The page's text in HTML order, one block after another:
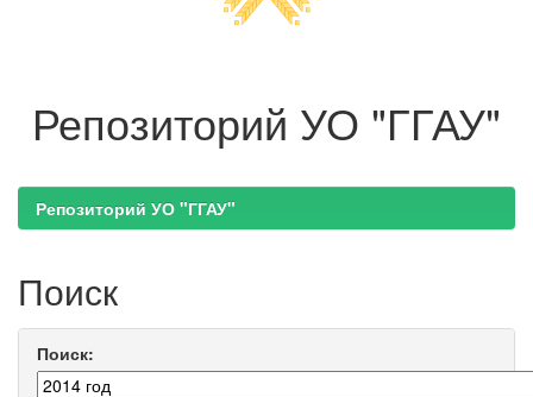
Репозиторий УО "ГГАУ"
Репозиторий УО "ГГАУ"
Поиск
Поиск: